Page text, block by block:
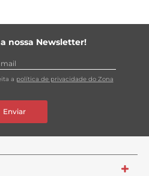
nossa Newsletter!
a política de privacidade do Zona
Enviar
+